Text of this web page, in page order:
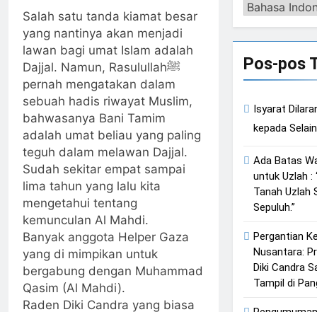
Muhammad
Qasim, Dengan
7 Tokoh Inti
Sebagai
Porosnya dan
Hanya Jiwa-
jiwa yang Suci
yang Diijinkan
Dipaksa Terang
& Sebuah
Barisan yang
Diakui, Solid &
Loyal
Calon Imam
Mahdi Masalah
Tertutup dari
Mayoritas
Manusia,
Kemuliaannya
Jauh dari Apa
Ketika
Istikharah
Dijawab Lewat
Wajah (kang
Petunjuk
Melalui Jalan
2 Hari Ago
Cahaya dari
Timur: Isyarat
Kebangkitan
Islam Dimulai
dari Arah Timur
3 Hari Ago
Kebangkitan :
Indonesia &
Malaysia akan
Menjadi Sebab
3 Hari Ago
Salah satu tanda kiamat besar
yang nantinya akan menjadi
lawan bagi umat Islam adalah
Dajjal. Namun, Rasulullahﷺ
pernah mengatakan dalam
sebuah hadis riwayat Muslim,
bahwasanya Bani Tamim
adalah umat beliau yang paling
teguh dalam melawan Dajjal.
Sudah sekitar empat sampai
lima tahun yang lalu kita
mengetahui tentang
kemunculan Al Mahdi.
Banyak anggota Helper Gaza
yang di mimpikan untuk
bergabung dengan Muhammad
Qasim (Al Mahdi).
Raden Diki Candra yang biasa
Pengalih
Pos-pos
Isyarat
Ada Batas
untuk Uzlah :
Tanah Uzlah
Sepuluh.”
Pergantian
Nusantara:
Diki Candra
Tampil di